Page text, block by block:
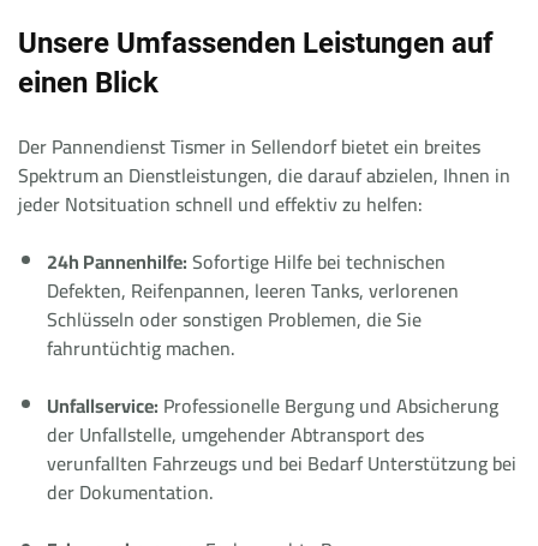
Unsere Umfassenden Leistungen auf
einen Blick
Der Pannendienst Tismer in Sellendorf bietet ein breites
Spektrum an Dienstleistungen, die darauf abzielen, Ihnen in
jeder Notsituation schnell und effektiv zu helfen:
24h Pannenhilfe:Sofortige Hilfe bei technischen
Defekten, Reifenpannen, leeren Tanks, verlorenen
Schlüsseln oder sonstigen Problemen, die Sie
fahruntüchtig machen.
Unfallservice: Professionelle Bergung und Absicherung
der Unfallstelle, umgehender Abtransport des
verunfallten Fahrzeugs und bei Bedarf Unterstützung bei
der Dokumentation.